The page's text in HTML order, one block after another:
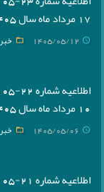
17 مرداد ماه سال 1405
1405/05/12 خبر
10 مرداد ماه سال 1405
1405/05/06 خبر